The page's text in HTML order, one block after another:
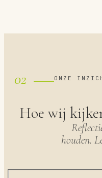
02 ONZE
Hoe wij
houden.